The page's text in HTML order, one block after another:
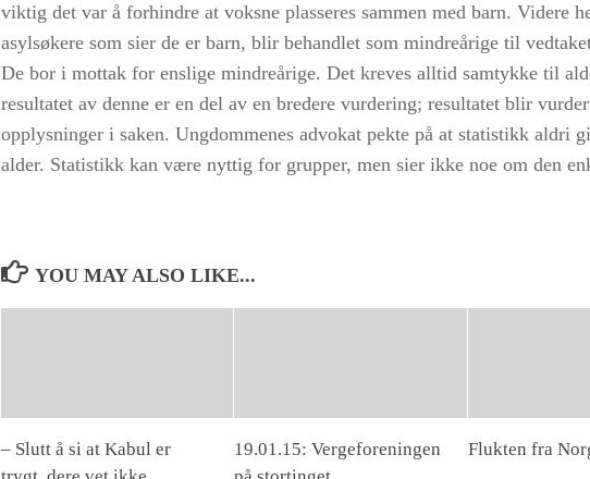
viktig det var å forhindre at voksne plasseres sammen med barn. Videre
asylsøkere som sier de er barn, blir behandlet som mindreårige til
De bor i mottak for enslige mindreårige. Det kreves alltid samtykke til
resultatet av denne er en del av en bredere vurdering; resultatet blir
opplysninger i saken. Ungdommenes advokat pekte på at statistikk aldri
alder. Statistikk kan være nyttig for grupper, men sier ikke noe om den
YOU MAY ALSO LIKE...
– Slutt å si at Kabul er
19.01.15: Vergeforeningen
Flukten fra